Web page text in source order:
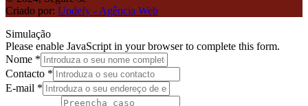
Criado por: Updefy - Agência Web
Simulação
Please enable JavaScript in your browser to complete this form.
Nome *
Contacto *
E-mail *